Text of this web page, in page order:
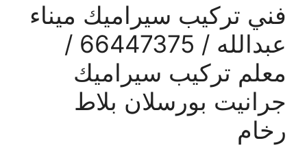
فني تركيب سيراميك ميناء
عبدالله / 66447375 /
معلم تركيب سيراميك
جرانيت بورسلان بلاط
رخام